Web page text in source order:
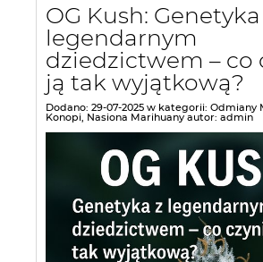
OG Kush: Genetyka
legendarnym
dziedzictwem – co
ją tak wyjątkową?
Dodano: 29-07-2025 w kategorii: Odmiany
Konopi, Nasiona Marihuany autor: admin